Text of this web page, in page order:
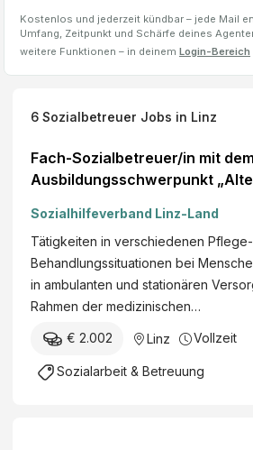
Kostenlos und jederzeit kündbar – jede Mail
Umfang, Zeitpunkt und Schärfe deines
weitere Funktionen – in deinem Login-Bereich
6 Sozialbetreuer Jobs in Linz
Fach-Sozialbetreuer/in mit dem
Ausbildungsschwerpunkt
weiterlesen
Sozialhilfeverband Linz-Land
Tätigkeiten in verschiedenen
Behandlungssituationen bei
in ambulanten und stationären
Rahmen der medizinischen…
€ 2.002 Linz Vollzeit
Sozialarbeit & Betreuung